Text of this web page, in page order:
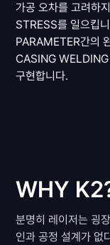
가공 오차를 고려하
STRESS를 일으킵
PARAMETER간의
CASING WELDING
구현합니다.
WHY
분명히 레이저는 굉
인과 공정 설계가 없